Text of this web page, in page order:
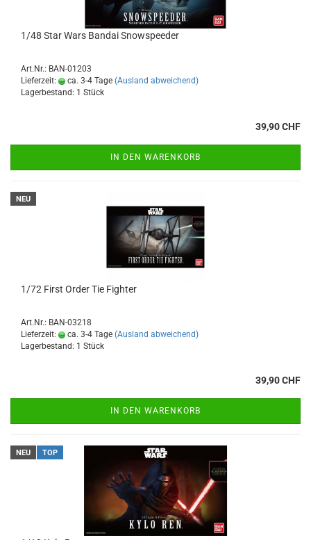
1/48 Star Wars Bandai Snowspeeder
Art.Nr.: BAN-01203
Lieferzeit:
ca. 3-4 Tage (Ausland abweichend)
Lagerbestand: 1 Stück
39,90 CHF
IN DEN WARENKORB
NEU
1/72 First Order Tie Fighter
Art.Nr.: BAN-03218
Lieferzeit:
ca. 3-4 Tage (Ausland abweichend)
Lagerbestand: 1 Stück
39,90 CHF
IN DEN WARENKORB
NEU TOP